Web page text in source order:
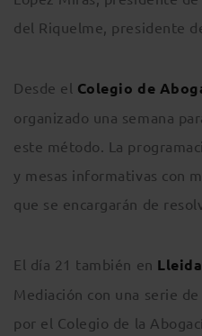
del Riquelme, presidente
Desde el Colegio de
organizado una semana
este método. La
y mesas informativas con
que se encargarán de
El día 21 también en Lleida
Mediación con una serie
por el Colegio de la